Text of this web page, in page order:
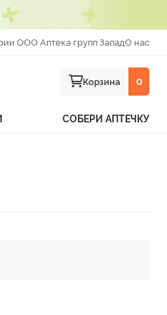
ООО Аптека групп ЗападО нас
Корзина 0
СОБЕРИ АПТЕЧКУ